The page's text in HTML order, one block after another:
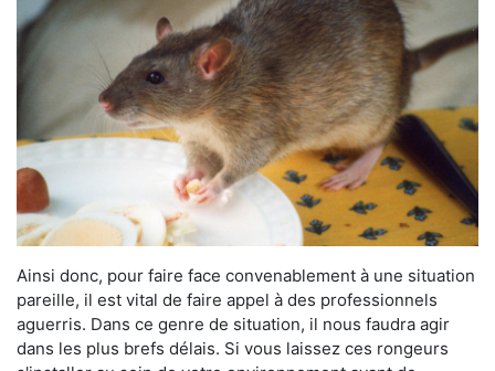
Ainsi donc, pour faire face convenablement à une situation
pareille, il est vital de faire appel à des professionnels
aguerris. Dans ce genre de situation, il nous faudra agir
dans les plus brefs délais. Si vous laissez ces rongeurs